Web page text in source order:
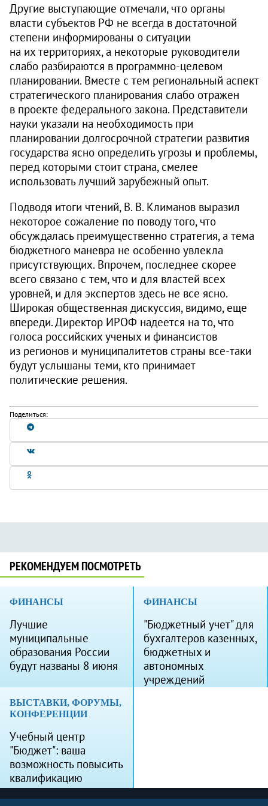
Другие выступающие отмечали, что органы
власти субъектов РФ не всегда в достаточной
степени информированы о ситуации
на их территориях, а некоторые руководители
слабо разбираются в программно-целевом
планировании. Вместе с тем региональный аспект
стратегического планирования слабо отражен
в проекте федерального закона. Представители
науки указали на необходимость при
планировании долгосрочной стратегии развития
государства ясно определить угрозы и проблемы,
перед которыми стоит страна, смелее
использовать лучший зарубежный опыт.
Подводя итоги чтений, В. В. Климанов выразил
некоторое сожаление по поводу того, что
обсуждалась преимущественно стратегия, а тема
бюджетного маневра не особенно увлекла
присутствующих. Впрочем, последнее скорее
всего связано с тем, что и для властей всех
уровней, и для экспертов здесь не все ясно.
Широкая общественная дискуссия, видимо, еще
впереди. Директор ИРОФ надеется на то, что
голоса российских ученых и финансистов
из регионов и муниципалитетов страны все-таки
будут услышаны теми, кто принимает
политические решения.
Поделиться:
РЕКОМЕНДУЕМ ПОСМОТРЕТЬ
ФИНАНСЫ
Лучшие
муниципальные
образования России
будут названы 8 июня
ФИНАНСЫ
"Бюджетный учет" для
бухгалтеров казенных,
бюджетных и
автономных
учреждений
ВЫСТАВКИ, ФОРУМЫ,
КОНФЕРЕНЦИИ
Учебный центр
"Бюджет": ваша
возможность повысить
квалификацию